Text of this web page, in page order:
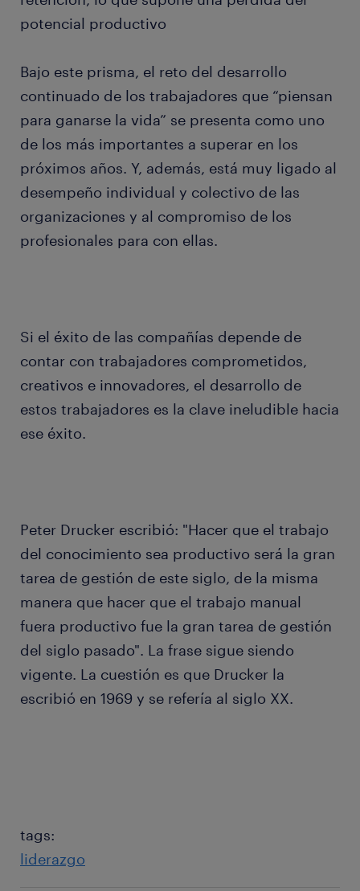
potencial productivo
Bajo este prisma, el reto del desarrollo
continuado de los trabajadores que “piensan
para ganarse la vida” se presenta como uno
de los más importantes a superar en los
próximos años. Y, además, está muy ligado al
desempeño individual y colectivo de las
organizaciones y al compromiso de los
profesionales para con ellas.
Si el éxito de las compañías depende de
contar con trabajadores comprometidos,
creativos e innovadores, el desarrollo de
estos trabajadores es la clave ineludible hacia
ese éxito.
Peter Drucker escribió: "Hacer que el trabajo
del conocimiento sea productivo será la gran
tarea de gestión de este siglo, de la misma
manera que hacer que el trabajo manual
fuera productivo fue la gran tarea de gestión
del siglo pasado". La frase sigue siendo
vigente. La cuestión es que Drucker la
escribió en 1969 y se refería al siglo XX.
tags:
liderazgo